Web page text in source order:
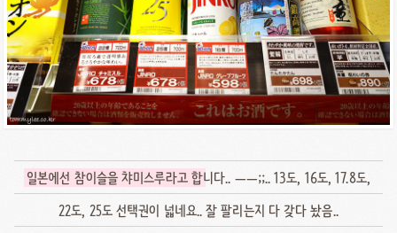
일본에선 참이슬을 챠미스루라고 합니다.. ㅡㅡ;;.. 13도, 16도, 17.8도,
22도, 25도 선택권이 넓네요.. 잘 팔리는지 다 갖다 놨음..